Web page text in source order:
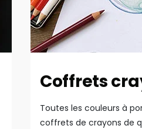
Coffrets
Toutes les couleurs à
coffrets de crayons de